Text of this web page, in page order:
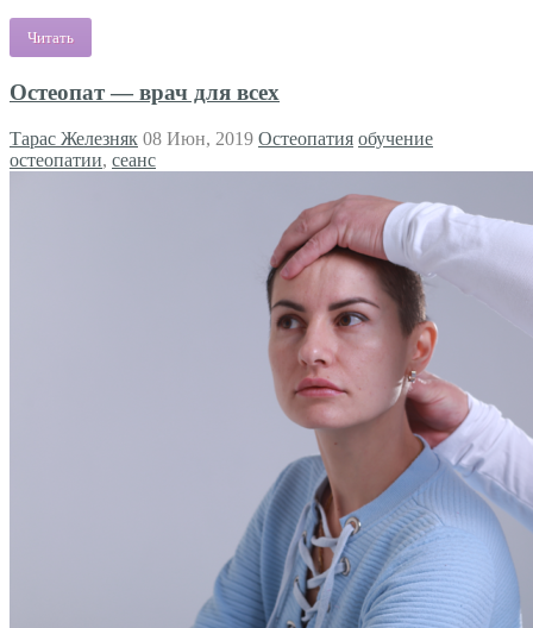
Читать
Остеопат — врач для всех
Тарас Железняк 08 Июн, 2019 Остеопатия обучение
остеопатии, сеанс